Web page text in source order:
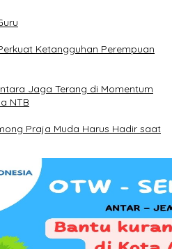
Ketangguhan Perempuan
Jaga Terang di Momentum
NTB
Praja Muda Harus Hadir saat